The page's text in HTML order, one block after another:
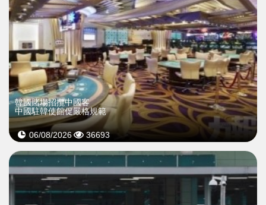
韓國賭場招攬中國客
中國駐韓使館促嚴格規範
06/08/2026 36693